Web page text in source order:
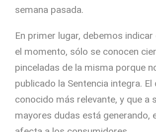
semana pasada.
En primer lugar, debemos indicar
el momento, sólo se conocen
pinceladas de la misma porque
publicado la Sentencia integra. El
conocido más relevante, y que a
mayores dudas está generando,